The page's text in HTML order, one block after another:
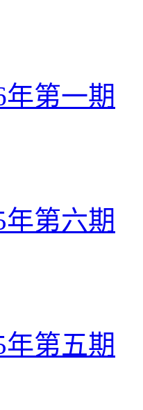
年第一期
年第六期
年第五期